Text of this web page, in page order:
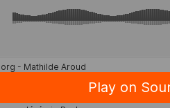
Z
par année